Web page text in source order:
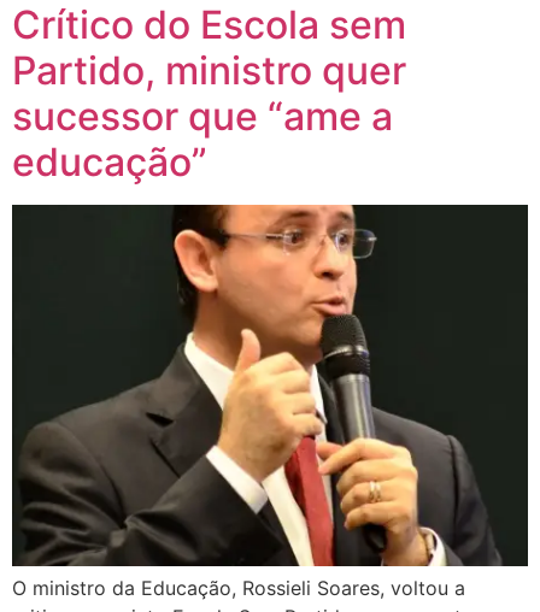
Crítico do Escola sem
Partido, ministro quer
sucessor que “ame a
educação”
O ministro da Educação, Rossieli Soares, voltou a